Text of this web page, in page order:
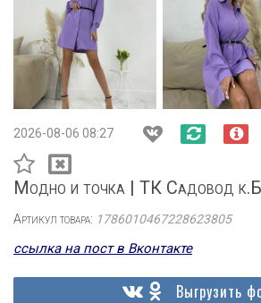
2026-08-06 08:27
Модно и точка | ТК Садовод
Артикул товара: 1786010467228623805
ссылка на пост в Вконтакте
Выгрузить